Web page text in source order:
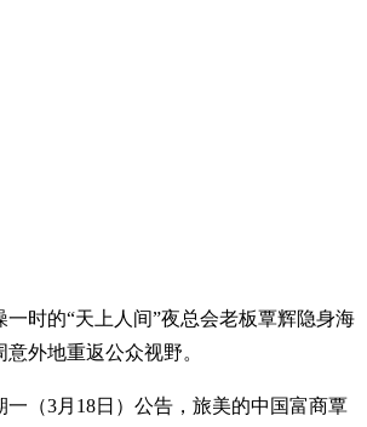
一时的“天上人间”夜总会老板覃辉隐身海
外地重返公众视野。
一（3月18日）公告，旅美的中国富商覃